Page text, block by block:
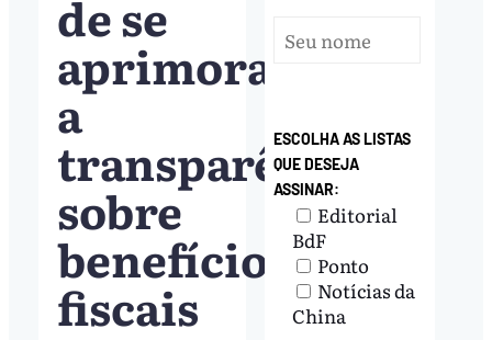
de se
aprimorar
a
transparência
sobre
benefícios
fiscais
ESCOLHA AS LISTAS
QUE DESEJA
ASSINAR:
Editorial
BdF
Ponto
Notícias da
China